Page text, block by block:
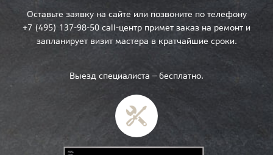
Оставьте заявку на сайте или позвоните по телефону
+7 (495) 137-98-50 call-центр примет заказ на ремонт и
запланирует визит мастера в кратчайшие сроки.
Выезд специалиста — бесплатно.